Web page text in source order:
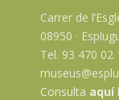
Carrer de
08950 ·
Tel. 93 470 02
Consulta aquí